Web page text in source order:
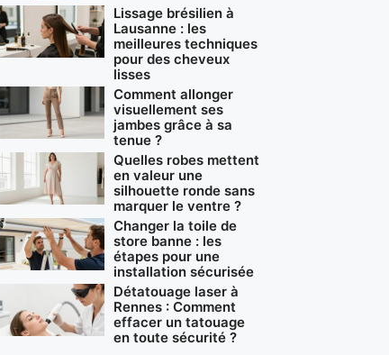
Lissage brésilien à
Lausanne : les
meilleures techniques
pour des cheveux
lisses
Comment allonger
visuellement ses
jambes grâce à sa
tenue ?
Quelles robes mettent
en valeur une
silhouette ronde sans
marquer le ventre ?
Changer la toile de
store banne : les
étapes pour une
installation sécurisée
Détatouage laser à
Rennes : Comment
effacer un tatouage
en toute sécurité ?